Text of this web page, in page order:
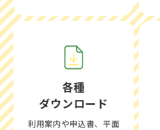
各種
ダウンロード
利用案内や申込書、平面